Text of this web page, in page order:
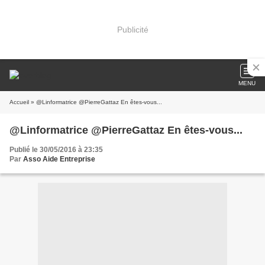
Publicité
MENU
Accueil » @Linformatrice @PierreGattaz En êtes-vous...
@Linformatrice @PierreGattaz En êtes-vous...
Publié le 30/05/2016 à 23:35
Par Asso Aide Entreprise